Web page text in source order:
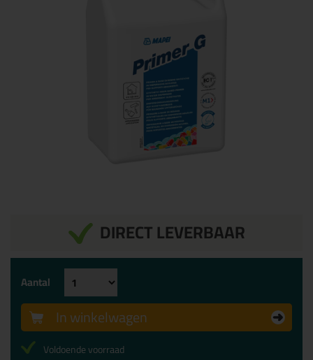
DIRECT LEVERBAAR
Aantal
In winkelwagen
Voldoende voorraad